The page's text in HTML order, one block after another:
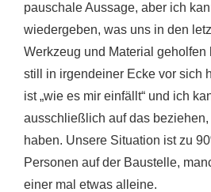
pauschale Aussage, aber ich
wiedergeben, was uns in den
Werkzeug und Material geholfen
still in irgendeiner Ecke vor sich
ist „wie es mir einfällt“ und ich
ausschließlich auf das
haben. Unsere Situation ist zu
Personen auf der Baustelle,
einer mal etwas alleine.